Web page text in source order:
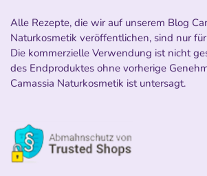
Alle Rezepte, die wir auf unserem Blog
Naturkosmetik veröffentlichen, sind nur
Die kommerzielle Verwendung ist nicht
des Endproduktes ohne vorherige
Camassia Naturkosmetik ist untersagt.